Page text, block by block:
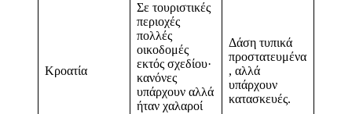
Κροατία
Σε τουριστικές
περιοχές
πολλές
οικοδομές
εκτός σχεδίου·
κανόνες
υπάρχουν αλλά
ήταν χαλαροί
Δάση τυπικά
προστατευμένα
, αλλά
υπάρχουν
κατασκευές.